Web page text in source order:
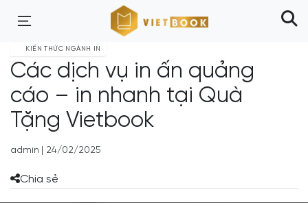
KIẾN THỨC NGÀNH IN
Các dịch vụ in ấn quảng
cáo – in nhanh tại Quà
Tặng Vietbook
admin 24/02/2025
Chia sẻ